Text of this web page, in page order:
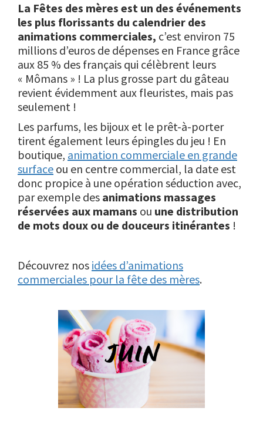
La Fêtes des mères est un des événements
les plus florissants du calendrier des
animations commerciales, c’est environ 75
millions d’euros de dépenses en France grâce
aux 85 % des français qui célèbrent leurs
« Mômans » ! La plus grosse part du gâteau
revient évidemment aux fleuristes, mais pas
seulement !
Les parfums, les bijoux et le prêt-à-porter
tirent également leurs épingles du jeu ! En
boutique, animation commerciale en grande
surface ou en centre commercial, la date est
donc propice à une opération séduction avec,
par exemple des animations massages
réservées aux mamans ou une distribution
de mots doux ou de douceurs itinérantes !
Découvrez nos idées d’animations
commerciales pour la fête des mères.